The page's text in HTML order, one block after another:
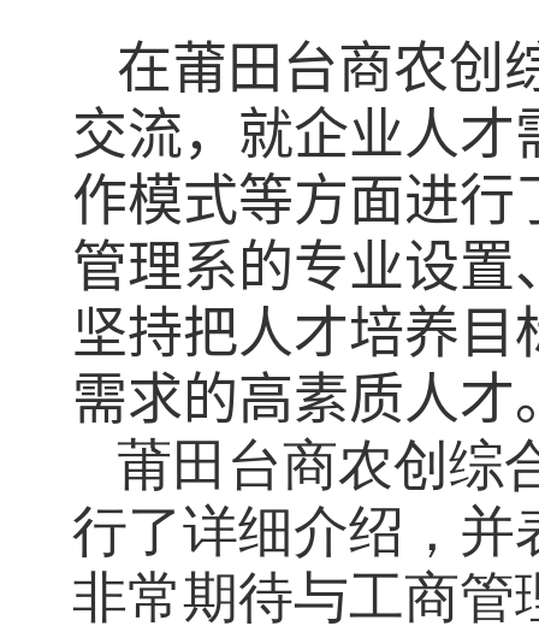
在莆田台商农创
交流，就企业人
作模式等方面进行
管理系的专业设置
坚持把人才培养
需求的高素质人才
莆田台商农创综
行了详细介绍，并
非常期待与工商管